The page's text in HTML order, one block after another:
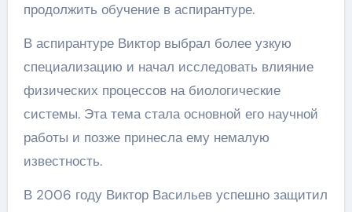
продолжить обучение в аспирантуре.
В аспирантуре Виктор выбрал более узкую
специализацию и начал исследовать влияние
физических процессов на биологические
системы. Эта тема стала основной его научной
работы и позже принесла ему немалую
известность.
В 2006 году Виктор Васильев успешно защитил